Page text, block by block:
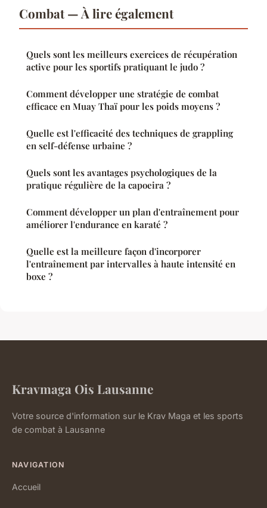
Combat — À lire également
Quels sont les meilleurs exercices de récupération
active pour les sportifs pratiquant le judo ?
Comment développer une stratégie de combat
efficace en Muay Thaï pour les poids moyens ?
Quelle est l'efficacité des techniques de grappling
en self-défense urbaine ?
Quels sont les avantages psychologiques de la
pratique régulière de la capoeira ?
Comment développer un plan d'entraînement pour
améliorer l'endurance en karaté ?
Quelle est la meilleure façon d'incorporer
l'entraînement par intervalles à haute intensité en
boxe ?
Kravmaga Ois Lausanne
Votre source d'information sur le Krav Maga et les sports
de combat à Lausanne
NAVIGATION
Accueil